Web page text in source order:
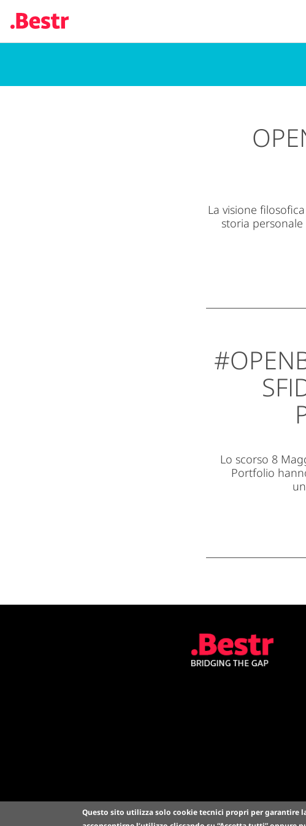
La visione
storia
Lo scorso 8
Portfolio
Questo sito utilizza solo cookie tecnici propri per garantire